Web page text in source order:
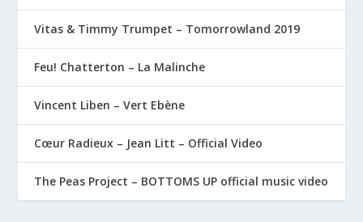
Vitas & Timmy Trumpet – Tomorrowland 2019
Feu! Chatterton – La Malinche
Vincent Liben – Vert Ebène
Cœur Radieux – Jean Litt – Official Video
The Peas Project – BOTTOMS UP official music video